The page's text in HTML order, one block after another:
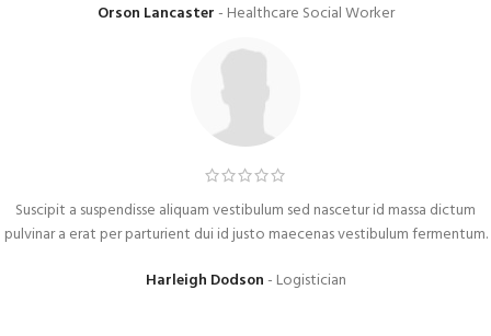
Orson Lancaster Healthcare Social Worker
Suscipit a suspendisse aliquam vestibulum sed nascetur id massa dictum
pulvinar a erat per parturient dui id justo maecenas vestibulum fermentum.
Harleigh Dodson Logistician